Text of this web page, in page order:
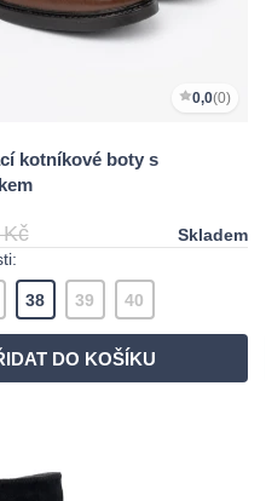
0,0(0)
kotníkové boty s
Skladem
38 39 40